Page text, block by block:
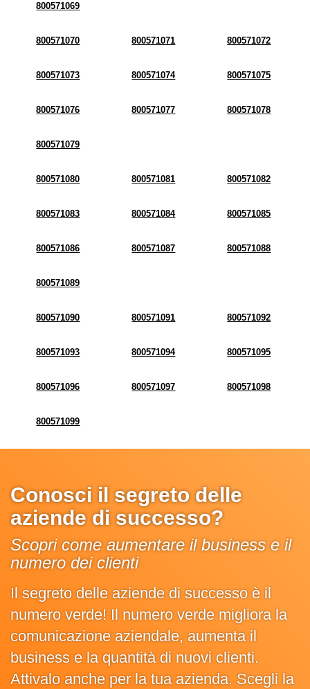
800571069
800571070 800571071 800571072
800571073 800571074 800571075
800571076 800571077 800571078
800571079
800571080 800571081 800571082
800571083 800571084 800571085
800571086 800571087 800571088
800571089
800571090 800571091 800571092
800571093 800571094 800571095
800571096 800571097 800571098
800571099
Conosci il segreto delle
aziende di successo?
Scopri come aumentare il business e il
numero dei clienti
Il segreto delle aziende di successo è il
numero verde! Il numero verde migliora la
comunicazione aziendale, aumenta il
business e la quantità di nuovi clienti.
Attivalo anche per la tua azienda. Scegli la